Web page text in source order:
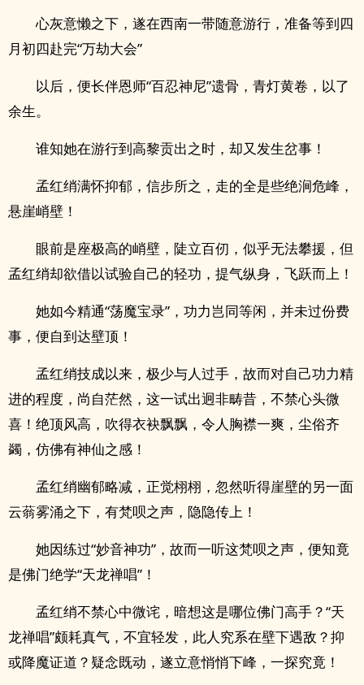
心灰意懒之下，遂在西南一带随意游行，准备等到四
月初四赴完“万劫大会”
以后，便长伴恩师“百忍神尼”遗骨，青灯黄卷，以了
余生。
谁知她在游行到高黎贡出之时，却又发生岔事！
孟红绡满怀抑郁，信步所之，走的全是些绝涧危峰，
悬崖峭壁！
眼前是座极高的峭壁，陡立百仞，似乎无法攀援，但
孟红绡却欲借以试验自己的轻功，提气纵身，飞跃而上！
她如今精通“荡魔宝录”，功力岂同等闲，并未过份费
事，便自到达壁顶！
孟红绡技成以来，极少与人过手，故而对自己功力精
进的程度，尚自茫然，这一试出迥非畴昔，不禁心头微
喜！绝顶风高，吹得衣袂飘飘，令人胸襟一爽，尘俗齐
蠲，仿佛有神仙之感！
孟红绡幽郁略减，正觉栩栩，忽然听得崖壁的另一面
云蓊雾涌之下，有梵呗之声，隐隐传上！
她因练过“妙音神功”，故而一听这梵呗之声，便知竟
是佛门绝学“天龙禅唱”！
孟红绡不禁心中微诧，暗想这是哪位佛门高手？“天
龙禅唱”颇耗真气，不宜轻发，此人究系在壁下遇敌？抑
或降魔证道？疑念既动，遂立意悄悄下峰，一探究竟！